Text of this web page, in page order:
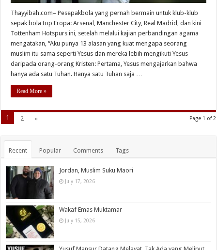
Thayyibah.com– Pesepakbola yang pernah bermain untuk klub-klub
sepak bola top Eropa: Arsenal, Manchester City, Real Madrid, dan kini
Tottenham Hotspurs ini, setelah melalui kajian perbandingan agama
mengatakan, “Aku punya 13 alasan yang kuat mengapa seorang
muslim itu sama seperti Yesus dan mereka lebih mengikuti Yesus
daripada orang-orang Kristen: Pertama, Yesus mengajarkan bahwa
hanya ada satu Tuhan. Hanya satu Tuhan saja …
Read More »
Page 1 of 2
1 2 »
Recent Popular Comments Tags
Jordan, Muslim Suku Maori
July 17, 2026
Wakaf Emas Muktamar
July 15, 2026